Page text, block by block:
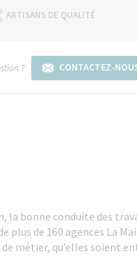
ARTISANS DE QUALITÉ
? CONTACTEZ-
la bonne conduite des
plus de 160 agences La
métier, qu’elles soient